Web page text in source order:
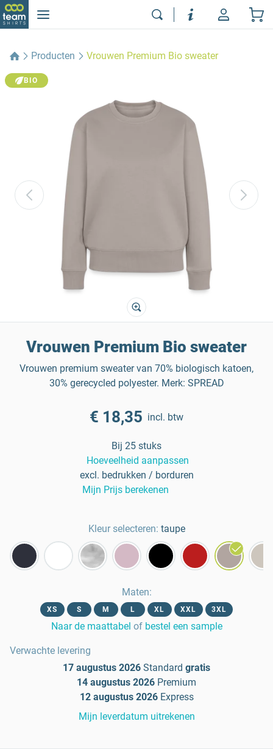
Producten Vrouwen Premium Bio sweater
BIO
Vrouwen Premium Bio sweater
Vrouwen premium sweater van 70% biologisch katoen,
30% gerecycled polyester. Merk: SPREAD
€ 18,35 incl. btw
Bij 25 stuks
Hoeveelheid aanpassen
excl. bedrukken / borduren
Mijn Prijs berekenen
Kleur selecteren: taupe
Maten:
XS S M L XL XXL 3XL
Naar de maattabel of bestel een sample
Verwachte levering
17 augustus 2026 Standard gratis
14 augustus 2026 Premium
12 augustus 2026 Express
Mijn leverdatum uitrekenen